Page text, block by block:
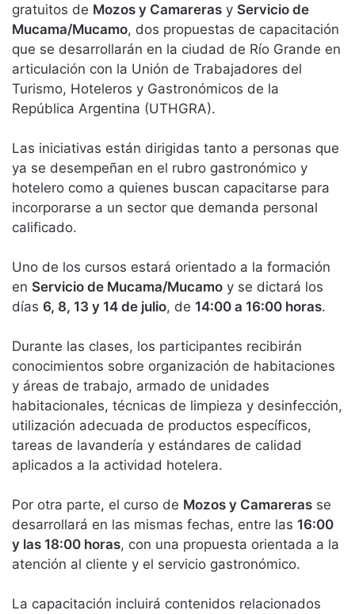
gratuitos de Mozos y Camareras y Servicio de
Mucama/Mucamo, dos propuestas de capacitación
que se desarrollarán en la ciudad de Río Grande en
articulación con la Unión de Trabajadores del
Turismo, Hoteleros y Gastronómicos de la
República Argentina (UTHGRA).
Las iniciativas están dirigidas tanto a personas que
ya se desempeñan en el rubro gastronómico y
hotelero como a quienes buscan capacitarse para
incorporarse a un sector que demanda personal
calificado.
Uno de los cursos estará orientado a la formación
en Servicio de Mucama/Mucamo y se dictará los
días 6, 8, 13 y 14 de julio, de 14:00 a 16:00 horas.
Durante las clases, los participantes recibirán
conocimientos sobre organización de habitaciones
y áreas de trabajo, armado de unidades
habitacionales, técnicas de limpieza y desinfección,
utilización adecuada de productos específicos,
tareas de lavandería y estándares de calidad
aplicados a la actividad hotelera.
Por otra parte, el curso de Mozos y Camareras se
desarrollará en las mismas fechas, entre las 16:00
y las 18:00 horas, con una propuesta orientada a la
atención al cliente y el servicio gastronómico.
La capacitación incluirá contenidos relacionados